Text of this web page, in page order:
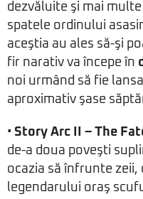
dezvăluite şi mai
spatele ordinului
aceştia au ales să-şi
fir narativ va începe în
noi urmând să fie
aproximativ şase
• Story Arc II – The
de-a doua poveşti
ocazia să înfrunte zeii,
legendarului oraş